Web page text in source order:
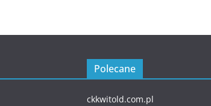
Polecane
ckkwitold.com.pl